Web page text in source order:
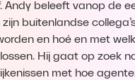
Andy beleeft vanop de
buitenlandse
en hoé en met
Hij gaat op zoek
met hoe